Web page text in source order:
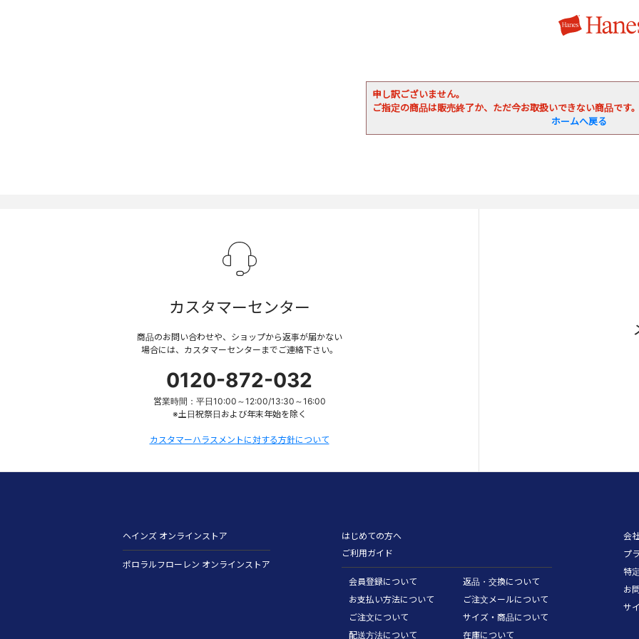
申し訳ございません。
ご指定の商品は販売終了か、ただ今お取扱いできない商品です
ホームへ戻る
カスタマーセンター
商品のお問い合わせや、ショップから返事が届かない
場合には、カスタマーセンターまでご連絡下さい。
0120-872-032
営業時間：平日10:00～12:00/13:30～16:00
※土日祝祭日および年末年始を除く
カスタマーハラスメントに対する方針について
ヘインズ オンラインストア
ポロラルフローレン オンラインストア
はじめての方へ
ご利用ガイド
会員登録について
お支払い方法について
ご注文について
配送方法について
返品・交換について
ご注文メールについて
サイズ・商品について
在庫について
会
プ
特
お
サ